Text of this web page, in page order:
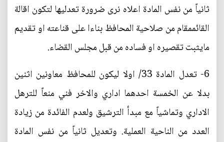
ثانياً من نفس المادة اعلاه نرى ضرورة تعدليها لتكون اقالة
القائممقام من صلاحية المحافظ بناءا على قناعته او تقديم
مايثبت تقصيره او فساده من قبل مجلس القضاء.
6- تعدل المادة 33/ اولا ليكون للمحافظ معاونين اثنين
بدلا عن الخمسة احدهما اداري والاخر فني منعاً للترهل
الاداري وتماشياً مع مبدأ الترشيق ولعدم الفائدة من زيادة
العدد من الناحية العملية. وتعديل ثانياً من نفس المادة